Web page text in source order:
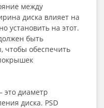
между
диска влияет на
установить на этот.
быть
чтобы обеспечить
это диаметр
диска. PSD